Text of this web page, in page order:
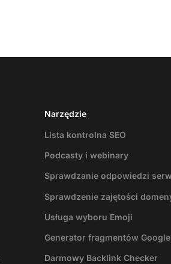
Narzędzie
Lista kontrolna SEO
Podcasty i webinary
Sprawdzanie odpowiedzi
Sprawdzenie zajętości
Usługa wyboru Emoji
Generator fragmentów Google
Darmowy Backlink Checker